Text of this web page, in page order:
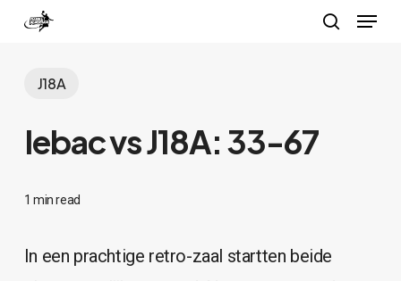
Skip
Menu
J18A
Iebac vs J18A: 33-67
1 min read
In een prachtige retro-zaal startten beide